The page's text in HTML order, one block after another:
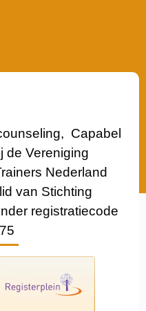
Capabel
de Vereniging
Nederland
van Stichting
registratiecode